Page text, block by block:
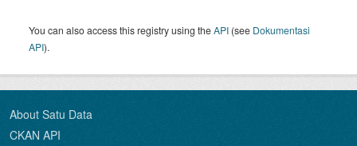
You can also access this registry using theAPI (see Dokumentasi
API).
About Satu Data
CKAN API